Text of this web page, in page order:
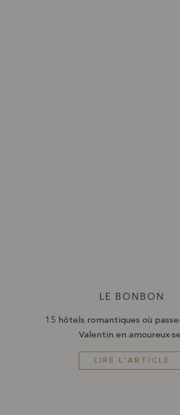
LE BONBON
15 hôtels romantiques où
Valentin en
LIRE L'ARTICLE